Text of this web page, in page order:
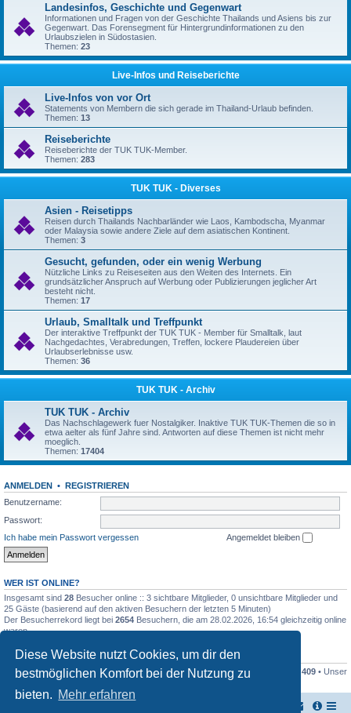
Diese Website nutzt Cookies, um dir den
bestmöglichen Komfort bei der Nutzung zu
bieten. Mehr erfahren
Landesinfos, Geschichte und Gegenwart
Informationen und Fragen von der Geschichte Thailands und Asiens bis zur
Gegenwart. Das Forensegment für Hintergrundinformationen zu den
Urlaubszielen in Südostasien.
Themen: 23
Live-Infos und Reiseberichte
Live-Infos von vor Ort
Statements von Membern die sich gerade im Thailand-Urlaub befinden.
Themen: 13
Reiseberichte
Reiseberichte der TUK TUK-Member.
Themen: 283
TUK TUK - Diverses
Asien - Reisetipps
Reisen durch Thailands Nachbarländer wie Laos, Kambodscha, Myanmar
oder Malaysia sowie andere Ziele auf dem asiatischen Kontinent.
Themen: 3
Gesucht, gefunden, oder ein wenig Werbung
Nützliche Links zu Reiseseiten aus den Weiten des Internets. Ein
grundsätzlicher Anspruch auf Werbung oder Publizierungen jeglicher Art
besteht nicht.
Themen: 17
Urlaub, Smalltalk und Treffpunkt
Der interaktive Treffpunkt der TUK TUK - Member für Smalltalk, laut
Nachgedachtes, Verabredungen, Treffen, lockere Plaudereien über
Urlaubserlebnisse usw.
Themen: 36
TUK TUK - Archiv
TUK TUK - Archiv
Das Nachschlagewerk fuer Nostalgiker. Inaktive TUK TUK-Themen die so in
etwa aelter als fünf Jahre sind. Antworten auf diese Themen ist nicht mehr
moeglich.
Themen: 17404
ANMELDEN • REGISTRIEREN
Benutzername:
Passwort:
Ich habe mein Passwort vergessen
Angemeldet bleiben
WER IST ONLINE?
Insgesamt sind 28 Besucher online :: 3 sichtbare Mitglieder, 0 unsichtbare Mitglieder und
25 Gäste (basierend auf den aktiven Besuchern der letzten 5 Minuten)
Der Besucherrekord liegt bei 2654 Besuchern, die am 28.02.2026, 16:54 gleichzeitig online
waren.
STATISTIK
Beiträge insgesamt161446• Themen insgesamt17948• Mitglieder insgesamt 409 • Unser
neuestes Mitglied: